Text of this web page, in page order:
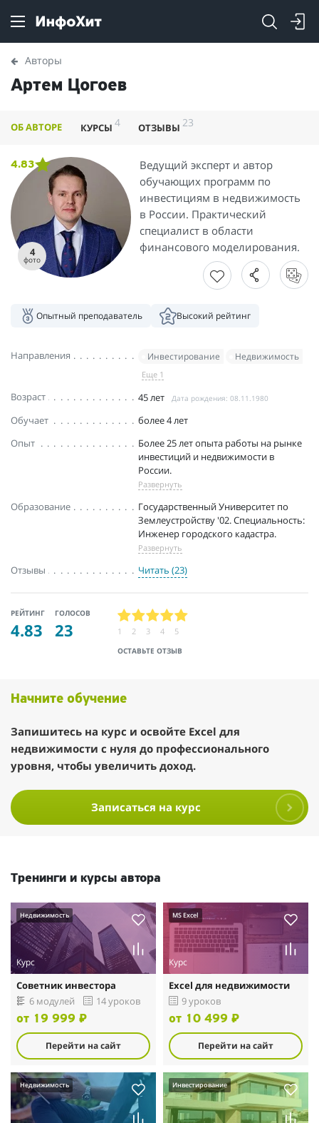
Авторы
Артем Цогоев
ОБ АВТОРЕ КУРСЫ 4 ОТЗЫВЫ 23
4
фото
4.83
Ведущий эксперт и автор
обучающих программ по
инвестициям в недвижимость
в России. Практический
специалист в области
финансового моделирования.
Опытный преподаватель Высокий рейтинг
Направления Инвестирование
Недвижимость
Еще 1
Возраст 45 лет Дата рождения: 08.11.1980
Обучает
более 4 лет
Опыт
Более 25 лет опыта работы на рынке
инвестиций и недвижимости в
России.
Развернуть
Образование
Государственный Университет по
Землеустройству '02. Специальность:
Инженер городского кадастра.
Развернуть
Отзывы Читать (23)
РЕЙТИНГ
4.83
ГОЛОСОВ
23
ОСТАВЬТЕ ОТЗЫВ
1 2 3 4 5
Начните обучение
Запишитесь на курс и освойте Excel для
недвижимости с нуля до профессионального
уровня, чтобы увеличить доход.
Записаться на курс
Тренинги и курсы автора
Недвижимость
Курс
Советник инвестора
6 модулей 14 уроков
от 19 999 ₽
Перейти на сайт
MS Excel
Курс
Excel для недвижимости
9 уроков
от 10 499 ₽
Перейти на сайт
Недвижимость Инвестирование